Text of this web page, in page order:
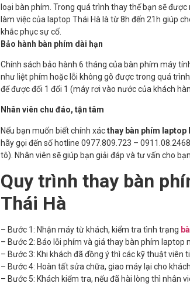
loại bàn phím. Trong quá trình thay thế bạn sẽ
làm việc của laptop Thái Hà là từ 8h đến 21h giúp
khắc phục sự cố.
Bảo hành bàn phím dài hạn
Chính sách bảo hành 6 tháng của bàn phím máy
như liệt phím hoặc lỗi không gõ được trong quá
để được đổi 1 đổi 1 (máy rơi vào nước của khách
Nhân viên chu đáo, tận tâm
Nếu bạn muốn biết chính xácthay bàn phím laptop
hãy gọi đến số hotline 0977.809.723 –
tô). Nhân viên sẽ giúp bạn giải đáp và tư vấn cho bạn.
Quy trình thay bàn
Thái Hà
– Bước 1: Nhận máy từ khách, kiểm tra tình trạng
– Bước 2: Báo lỗi phím và giá thay bàn phím laptop
– Bước 3: Khi khách đã đồng ý thì các kỹ thuật viên
– Bước 4: Hoàn tất sửa chữa, giao máy lại cho khách
– Bước 5: Khách kiểm tra, nếu đã hài lòng thì nhân